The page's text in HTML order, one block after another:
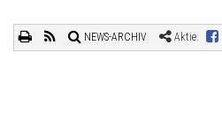
NEWS-ARCHIV Aktie: